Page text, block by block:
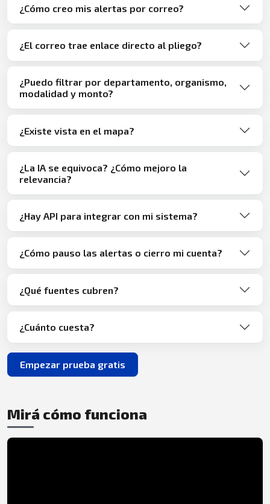
¿Cómo creo mis alertas por correo?
¿El correo trae enlace directo al pliego?
¿Puedo filtrar por departamento, organismo,
modalidad y monto?
¿Existe vista en el mapa?
¿La IA se equivoca? ¿Cómo mejoro la
relevancia?
¿Hay API para integrar con mi sistema?
¿Cómo pauso las alertas o cierro mi cuenta?
¿Qué fuentes cubren?
¿Cuánto cuesta?
Empezar prueba gratis
Mirá cómo funciona